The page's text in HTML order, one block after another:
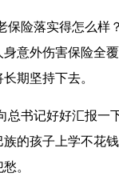
险落实得怎么样
意外伤害保险全
期坚持下去。
书记好好汇报一
的孩子上学不花
。